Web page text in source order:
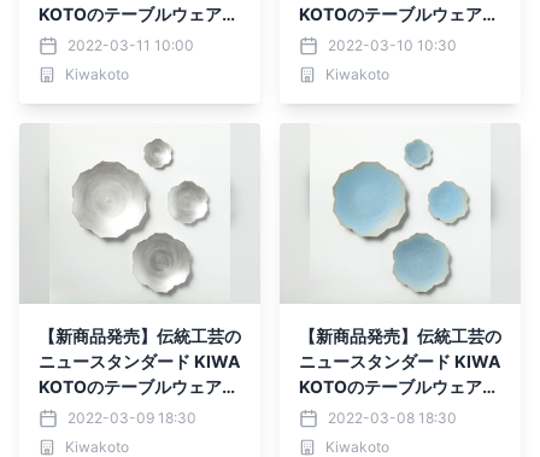
KOTOのテーブルウェア
【雪】2022-03-11 10:00
Kiwakoto
KOTOのテーブルウェア
【土】2022-03-10 10:30
Kiwakoto
【新商品発売】伝統工芸の
ニュースタンダード KIWA
KOTOのテーブルウェア
【光】2022-03-09 18:30
Kiwakoto
【新商品発売】伝統工芸の
ニュースタンダード KIWA
KOTOのテーブルウェア
【空】2022-03-08 18:30
Kiwakoto